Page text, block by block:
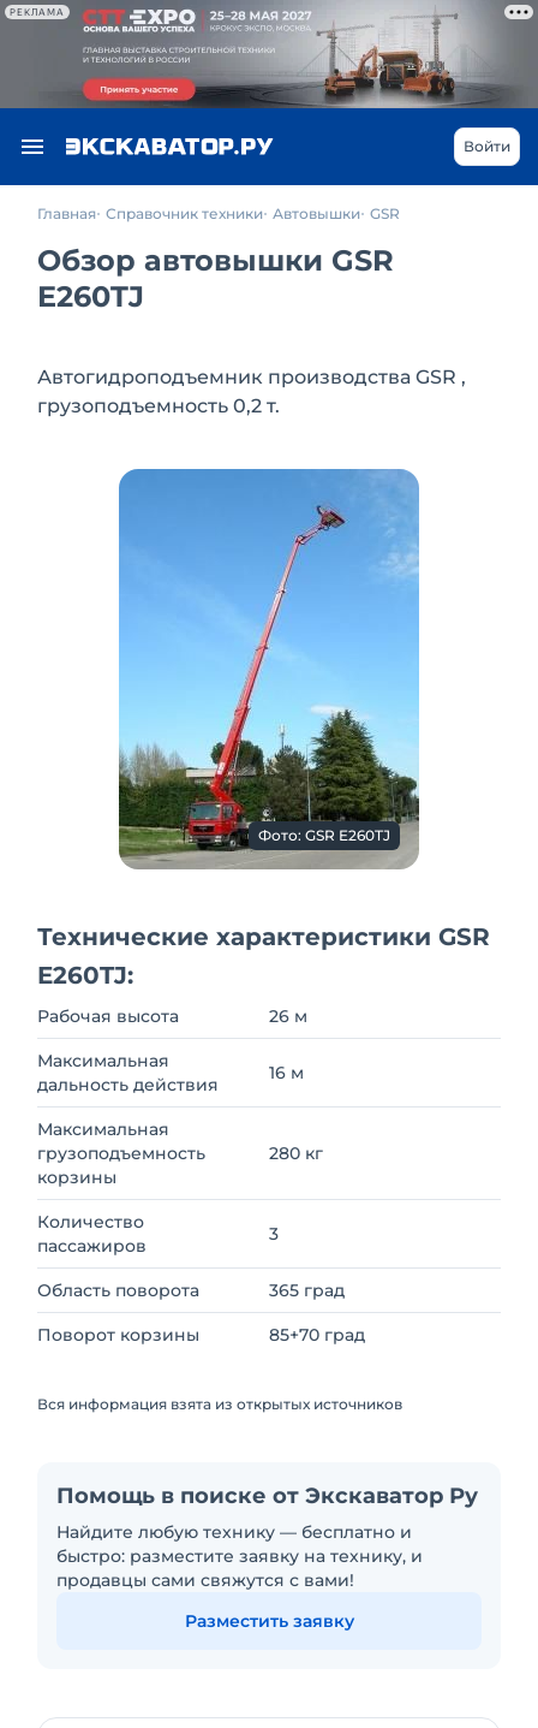
РЕКЛАМА
Войти
Главная Справочник техники Автовышки GSR
Обзор автовышки GSR
E260TJ
Автогидроподъемник производства GSR ,
грузоподъемность 0,2 т.
Фото: GSR E260TJ
Технические характеристики GSR
E260TJ:
Рабочая высота 26 м
Максимальная
дальность действия
16 м
Максимальная
грузоподъемность
корзины
280 кг
Количество
пассажиров
3
Область поворота 365 град
Поворот корзины 85+70 град
Вся информация взята из открытых источников
Помощь в поиске от Экскаватор Ру
Найдите любую технику — бесплатно и
быстро: разместите заявку на технику, и
продавцы сами свяжутся с вами!
Разместить заявку